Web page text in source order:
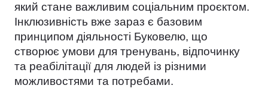
який стане важливим соціальним проєктом.
Інклюзивність вже зараз є базовим
принципом діяльності Буковелю, що
створює умови для тренувань, відпочинку
та реабілітації для людей із різними
можливостями та потребами.